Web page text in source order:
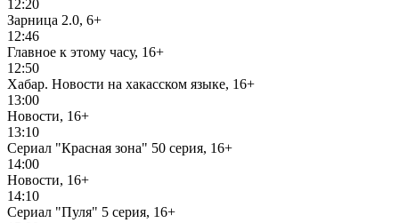
12:20
Зарница 2.0, 6+
12:46
Главное к этому часу, 16+
12:50
Хабар. Новости на хакасском языке, 16+
13:00
Новости, 16+
13:10
Сериал "Красная зона" 50 серия, 16+
14:00
Новости, 16+
14:10
Сериал "Пуля" 5 серия, 16+